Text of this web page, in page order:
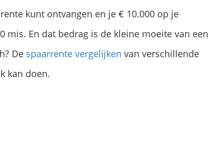
kunt ontvangen en je € 10.000 op je
mis. En dat bedrag is de kleine moeite van een
De spaarrente vergelijken van verschillende
kan doen.